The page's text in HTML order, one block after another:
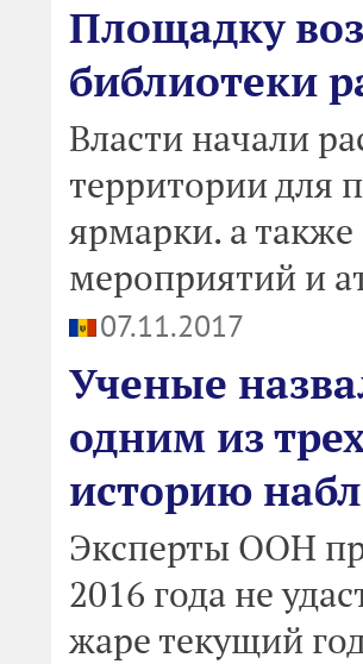
Площадку
библиотеки
Власти начали
территории для
ярмарки. а
мероприятий и
07.11.2017
Ученые
одним из
историю
Эксперты ООН
2016 года не
жаре текущий